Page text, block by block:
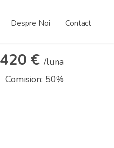
Despre Noi Contact
420 €/luna
Comision: 50%